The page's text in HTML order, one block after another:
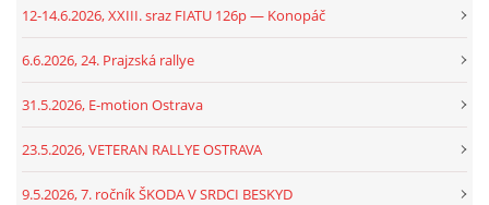
12-14.6.2026, XXIII. sraz FIATU 126p — Konopáč
6.6.2026, 24. Prajzská rallye
31.5.2026, E-motion Ostrava
23.5.2026, VETERAN RALLYE OSTRAVA
9.5.2026, 7. ročník ŠKODA V SRDCI BESKYD